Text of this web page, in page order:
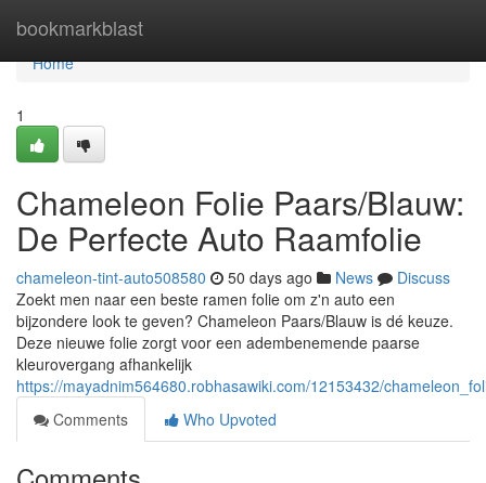
bookmarkblast
Home
Home
1
Chameleon Folie Paars/Blauw:
De Perfecte Auto Raamfolie
chameleon-tint-auto508580 50 days ago News
Discuss
Zoekt men naar een beste ramen folie om z'n auto een
bijzondere look te geven? Chameleon Paars/Blauw is dé keuze.
Deze nieuwe folie zorgt voor een adembenemende paarse
kleurovergang afhankelijk
https://mayadnim564680.robhasawiki.com/12153432/
Comments
Who Upvoted